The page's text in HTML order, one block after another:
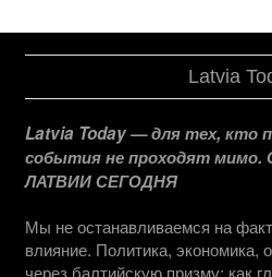
Latvia
Latvia Today — для тех, кто
события не проходят
ЛАТВИИ СЕГОДНЯ
Мы не останавливаемся на
влияние. Политика, экономика,
через балтийскую призму: как